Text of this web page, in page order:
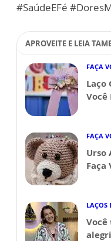
#SaúdeEFé
APROVEITE E LEIA
FAÇA
Laço
Você
FAÇA
Urso
Faça
LAÇOS